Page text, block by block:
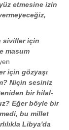
etmesine izin
siviller için
masum
için gözyaşı
Niçin sesiniz
bir hilal-
Eğer böyle bir
bu millet
Libya'da